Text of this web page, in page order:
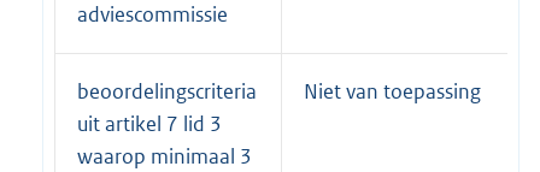
adviescommissie
beoordelingscriteria
uit artikel 7 lid 3
waarop minimaal 3
Niet van toepassing